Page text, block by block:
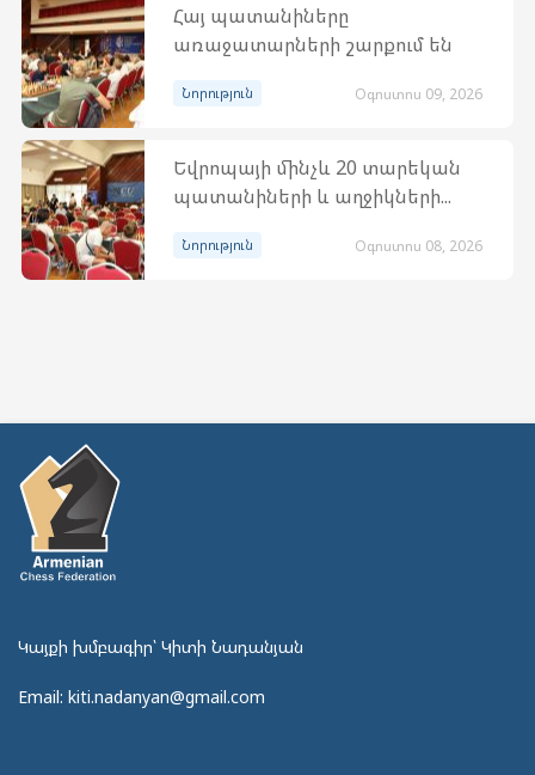
Հայ պատանիները
առաջատարների շարքում են
Նորություն Օգոստոս 09, 2026
Եվրոպայի մինչև 20 տարեկան
պատանիների և աղջիկների...
Նորություն Օգոստոս 08, 2026
Կայքի խմբագիր՝ Կիտի Նադանյան
Email: kiti.nadanyan@gmail.com